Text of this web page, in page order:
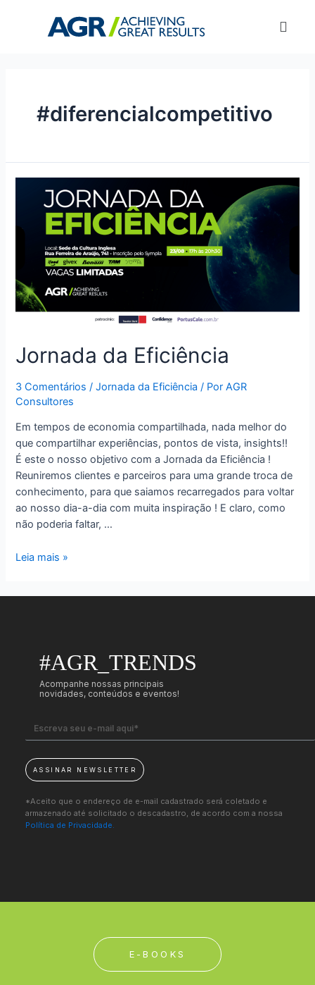
#diferencialcompetitivo
Jornada da Eficiência
3 Comentários /Jornada da Eficiência / PorAGR
Consultores
Em tempos de economia compartilhada, nada melhor do
que compartilhar experiências, pontos de vista, insights!!
É este o nosso objetivo com a Jornada da Eficiência !
Reuniremos clientes e parceiros para uma grande troca de
conhecimento, para que saiamos recarregados para voltar
ao nosso dia-a-dia com muita inspiração ! E claro, como
não poderia faltar, …
Leia mais »
#AGR_TRENDS
Acompanhe nossas principais
novidades, conteúdos e eventos!
ASSINAR NEWSLETTER
*Aceito que o endereço de e-mail cadastrado será coletado e
armazenado até solicitado o descadastro, de acordo com a nossa
Política de Privacidade.
E-BOOKS